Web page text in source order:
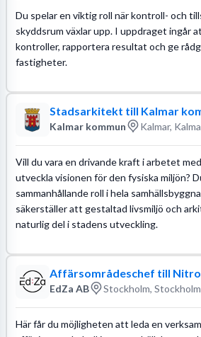
Du spelar en viktig roll när kontroll- och
skyddsrum växlar upp. I uppdraget ingår
kontroller, rapportera resultat och ge
fastigheter.
Stadsarkitekt till Kalmar
Kalmar kommun Kalmar,
Vill du vara en drivande kraft i arbetet
utveckla visionen för den fysiska miljön?
sammanhållande roll i hela
säkerställer att gestaltad livsmiljö och
naturlig del i stadens utveckling.
Affärsområdeschef till
EdZa AB Stockholm,
Här får du möjligheten att leda en